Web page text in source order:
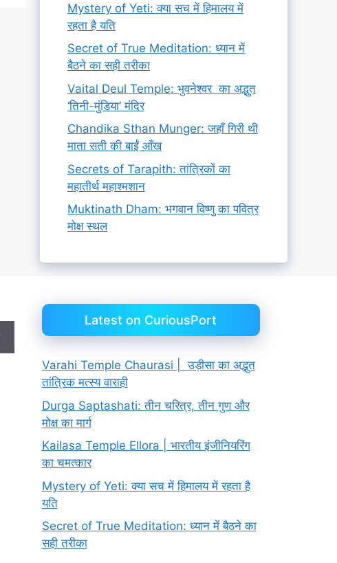
Mystery of Yeti: क्या सच में हिमालय में
रहता है यति
Secret of True Meditation: ध्यान में
बैठने का सही तरीका
Vaital Deul Temple: भुवनेश्वर का अद्भुत
‘तिनी-मुंडिया’ मंदिर
Chandika Sthan Munger: जहाँ गिरी थी
माता सती की बाईं आँख
Secrets of Tarapith: तांत्रिकों का
महातीर्थ महाश्मशान
Muktinath Dham: भगवान विष्णु का पवित्र
मोक्ष स्थल
Latest on CuriousPort
Varahi Temple Chaurasi | उड़ीसा का अद्भुत
तांत्रिक मत्स्य वाराही
Durga Saptashati: तीन चरित्र, तीन गुण और
मोक्ष का मार्ग
Kailasa Temple Ellora | भारतीय इंजीनियरिंग
का चमत्कार
Mystery of Yeti: क्या सच में हिमालय में रहता है
यति
Secret of True Meditation: ध्यान में बैठने का
सही तरीका